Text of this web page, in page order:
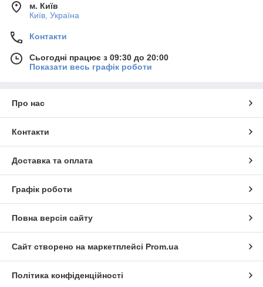
м. Київ
Київ, Україна
Контакти
Сьогодні працює з 09:30 до 20:00
Показати весь графік роботи
Про нас
Контакти
Доставка та оплата
Графік роботи
Повна версія сайту
Сайт створено на маркетплейсі Prom.ua
Політика конфіденційності